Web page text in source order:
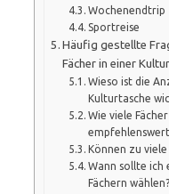
Wochenendtrip
Sportreise
Häufig gestellte
Fächer in einer
Wieso ist die
Kulturtasche
Wie viele
Können zu
Wann sollte ich
Fächern wählen?